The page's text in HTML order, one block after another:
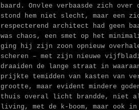
baard .
Onvlee verbaasde zich over
stond hem niet slecht, maar een
respecterend architect had geen
was chaos, een smet op het
ging hij zijn zoon opnieuw
scheren – met zijn nieuwe
draaiden de lange straat in
prijkte temidden van kasten van
grootte, maar evident mindere
thuis overal licht brandde, niet
living, met de k-boom, maar ook in